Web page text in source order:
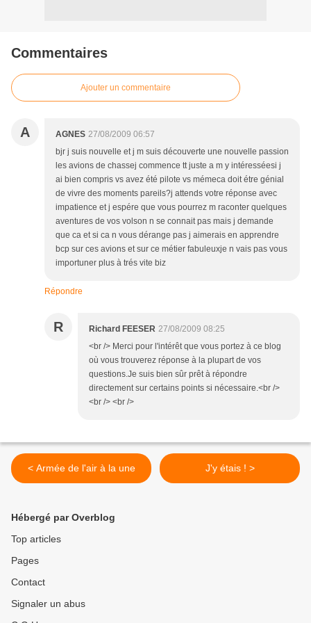
Commentaires
Ajouter un commentaire
A AGNES 27/08/2009 06:57
bjr j suis nouvelle et j m suis découverte une nouvelle passion
les avions de chassej commence tt juste a m y intéresséesi j
ai bien compris vs avez été pilote vs mémeca doit étre génial
de vivre des moments pareils?j attends votre réponse avec
impatience et j espére que vous pourrez m raconter quelques
aventures de vos volson n se connait pas mais j demande
que ca et si ca n vous dérange pas j aimerais en apprendre
bcp sur ces avions et sur ce métier fabuleuxje n vais pas vous
importuner plus à trés vite biz
Répondre
R Richard FEESER 27/08/2009 08:25
<br /> Merci pour l'intérêt que vous portez à ce blog
où vous trouverez réponse à la plupart de vos
questions.Je suis bien sûr prêt à répondre
directement sur certains points si nécessaire.<br />
<br /> <br />
< Armée de l'air à la une J'y étais ! >
Hébergé par Overblog
Top articles
Pages
Contact
Signaler un abus